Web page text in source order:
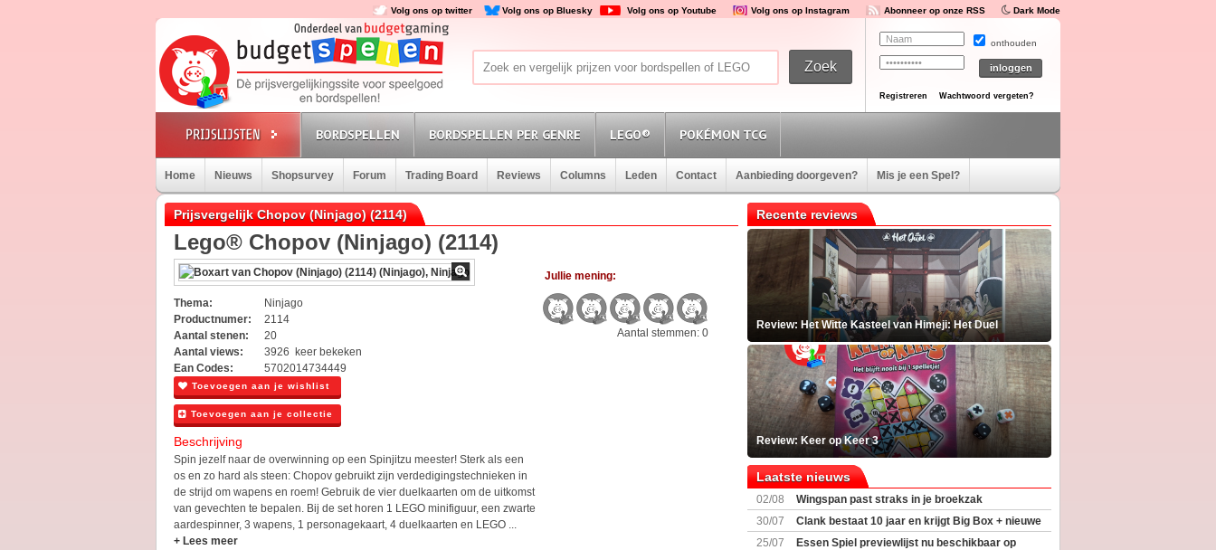
Volg ons op twitter Volg ons op Bluesky Volg ons op Youtube Volg ons op Instagram Abonneer op onze RSS Dark Mode
onthouden
Registreren Wachtwoord vergeten?
BORDSPELLEN BORDSPELLEN PER GENRE LEGO® POKÉMON TCG
Home Nieuws Shopsurvey Forum Trading Board Reviews Columns Leden Contact Aanbieding doorgeven? Mis je een Spel?
Prijsvergelijk Chopov (Ninjago) (2114)
Lego® Chopov (Ninjago) (2114)
Thema:
Ninjago
Productnumer:
2114
Aantal stenen:
20
Aantal views:
3926 keer bekeken
Ean Codes:
5702014734449
Toevoegen aan je wishlist
Toevoegen aan je collectie
Beschrijving
Spin jezelf naar de overwinning op een Spinjitzu meester! Sterk als een
os en zo hard als steen: Chopov gebruikt zijn verdedigingstechnieken in
de strijd om wapens en roem! Gebruik de vier duelkaarten om de uitkomst
van gevechten te bepalen. Bij de set horen 1 LEGO minifiguur, een zwarte
aardespinner, 3 wapens, 1 personagekaart, 4 duelkaarten en LEGO ...
+ Lees meer
Jullie mening:
Aantal stemmen: 0
Recente reviews
Review: Het Witte Kasteel van Himeji: Het Duel
Review: Keer op Keer 3
Laatste nieuws
02/08
Wingspan past straks in je broekzak
30/07
Clank bestaat 10 jaar en krijgt Big Box + nieuwe
uitbreiding
25/07
Essen Spiel previewlijst nu beschikbaar op